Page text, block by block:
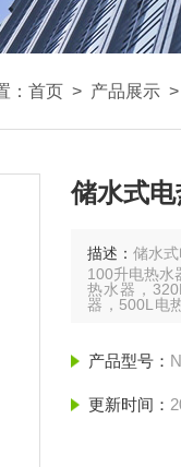
： 首页 > 产品展示
储水式
描述：储水
100升电热水
热水器，
器，500L电
产品型号：
更新时间：